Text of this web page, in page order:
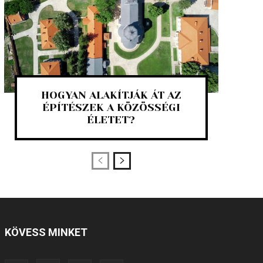
HOGYAN ALAKÍTJÁK ÁT AZ
ÉPÍTÉSZEK A KÖZÖSSÉGI
ÉLETET?
KÖVESS MINKET